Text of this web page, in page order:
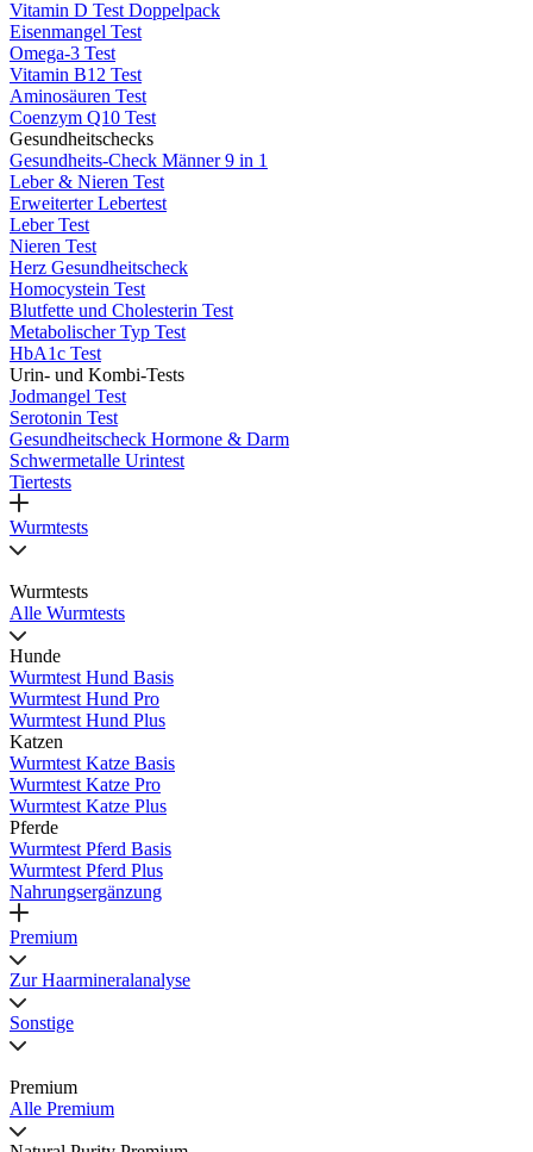
Vitamin D Test Doppelpack
Eisenmangel Test
Omega-3 Test
Vitamin B12 Test
Aminosäuren Test
Coenzym Q10 Test
Gesundheitschecks
Gesundheits-Check Männer 9 in 1
Leber & Nieren Test
Erweiterter Lebertest
Leber Test
Nieren Test
Herz Gesundheitscheck
Homocystein Test
Blutfette und Cholesterin Test
Metabolischer Typ Test
HbA1c Test
Urin- und Kombi-Tests
Jodmangel Test
Serotonin Test
Gesundheitscheck Hormone & Darm
Schwermetalle Urintest
Tiertests
Wurmtests
Wurmtests
Alle Wurmtests
Hunde
Wurmtest Hund Basis
Wurmtest Hund Pro
Wurmtest Hund Plus
Katzen
Wurmtest Katze Basis
Wurmtest Katze Pro
Wurmtest Katze Plus
Pferde
Wurmtest Pferd Basis
Wurmtest Pferd Plus
Nahrungsergänzung
Premium
Zur Haarmineralanalyse
Sonstige
Premium
Alle Premium